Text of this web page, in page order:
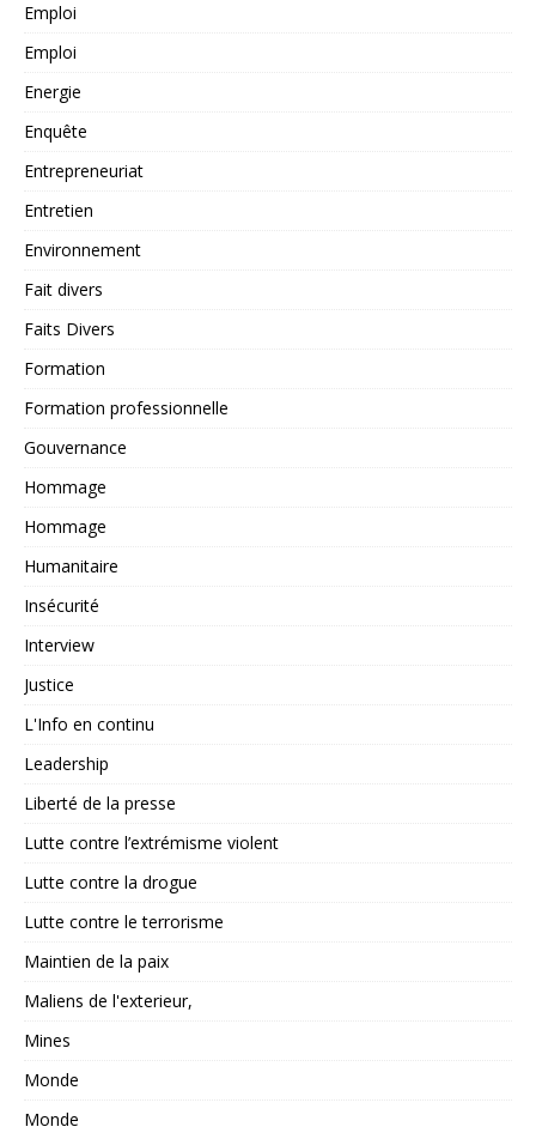
Emploi
Emploi
Energie
Enquête
Entrepreneuriat
Entretien
Environnement
Fait divers
Faits Divers
Formation
Formation professionnelle
Gouvernance
Hommage
Hommage
Humanitaire
Insécurité
Interview
Justice
L'Info en continu
Leadership
Liberté de la presse
Lutte contre l’extrémisme violent
Lutte contre la drogue
Lutte contre le terrorisme
Maintien de la paix
Maliens de l'exterieur,
Mines
Monde
Monde